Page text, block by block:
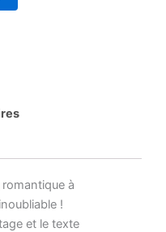
à
!
et le texte